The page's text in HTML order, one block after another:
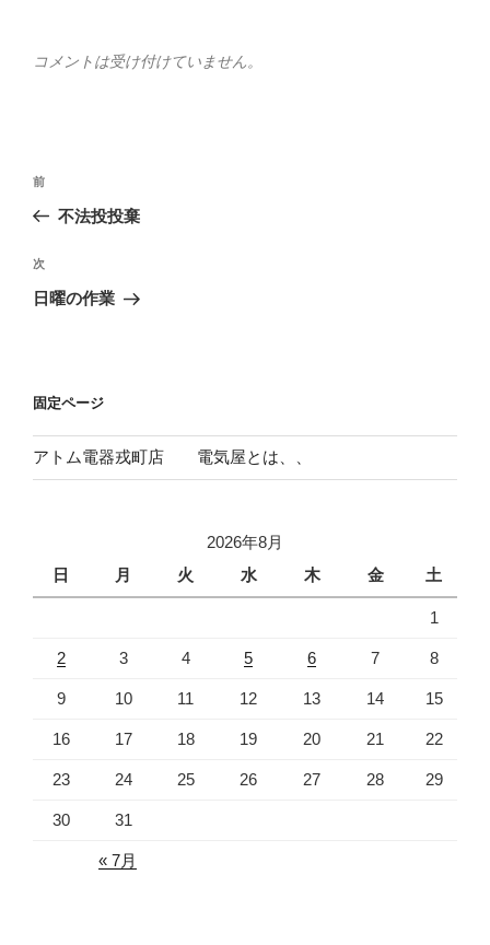
コメントは受け付けていません。
投
ビ
ゲ
ン
前
の
稿
前
不法投投棄
次
の
次
日曜の作業
固定ページ
アトム電器戎町店 電気屋とは、、
2026年8月
日
月 火 水 木 金 土
1
2 3 4 5 6 7 8
9 10 11 12 13 14 15
16 17 18 19 20 21 22
23 24 25 26 27 28 29
30 31
« 7月